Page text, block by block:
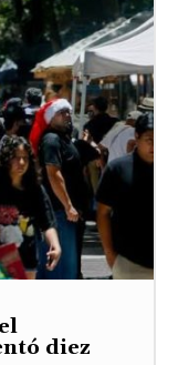
diez